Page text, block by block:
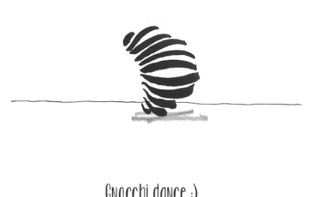
GNOCCI DANCE